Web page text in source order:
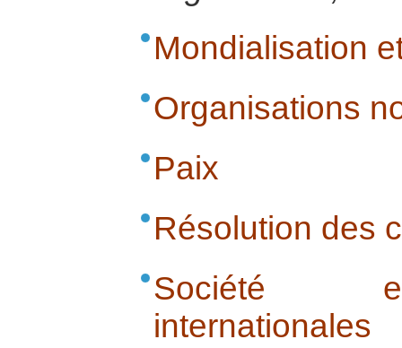
Mondialisation
Organisations
Paix
Résolution des
Société
internationales